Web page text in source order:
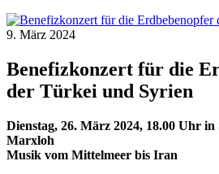
9. März 2024
Benefizkonzert für die
der Türkei und Syrien
Dienstag, 26. März 2024, 18.00 Uhr
Marxloh
Musik vom Mittelmeer bis Iran